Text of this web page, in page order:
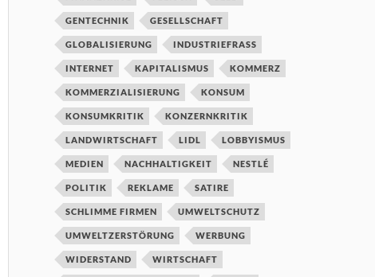
GENTECHNIK GESELLSCHAFT
GLOBALISIERUNG INDUSTRIEFRASS
INTERNET KAPITALISMUS KOMMERZ
KOMMERZIALISIERUNG KONSUM
KONSUMKRITIK KONZERNKRITIK
LANDWIRTSCHAFT LIDL LOBBYISMUS
MEDIEN NACHHALTIGKEIT NESTLÉ
POLITIK REKLAME SATIRE
SCHLIMME FIRMEN UMWELTSCHUTZ
UMWELTZERSTÖRUNG WERBUNG
WIDERSTAND WIRTSCHAFT